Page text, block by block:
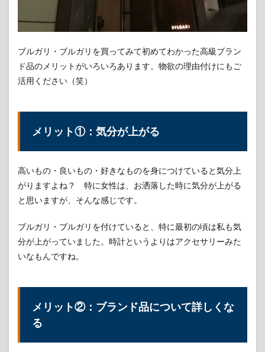
⑤：
資産
があ
る
3
ブル
ガリ
感じ
メリ
ット
デメ
リッ
①：
応に
る
3.2
ブルガリ・ブルガリを買ってみて初めてわかった高級ブラン
ド品のメリットがいろいろあります。物欲の理由付けにもご
活用ください（笑）
メリット①：気分が上がる
高いもの・良いもの・好きなものを身につけていると気分上
がりますよね？ 特に女性は、お洒落した時に気分が上がる
と思いますが、そんな感じです。
ブルガリ・ブルガリを付けていると、特に最初の頃は私も気
分が上がっていました。時計というよりはアクセサリーみた
いなもんですね。
メリット②：ブランド品について詳しくな
る